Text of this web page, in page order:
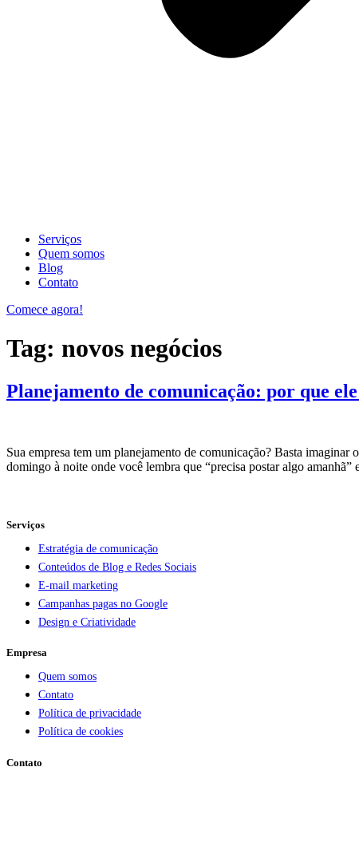
Serviços
Quem somos
Blog
Contato
Comece agora!
Tag: novos negócios
Planejamento de comunicação: por que
Sua empresa tem um planejamento de comunicação? Basta
domingo à noite onde você lembra que “precisa postar algo
Serviços
Estratégia de comunicação
Conteúdos de Blog e Redes Sociais
E-mail marketing
Campanhas pagas no Google
Design e Criatividade
Empresa
Quem somos
Contato
Política de privacidade
Política de cookies
Contato